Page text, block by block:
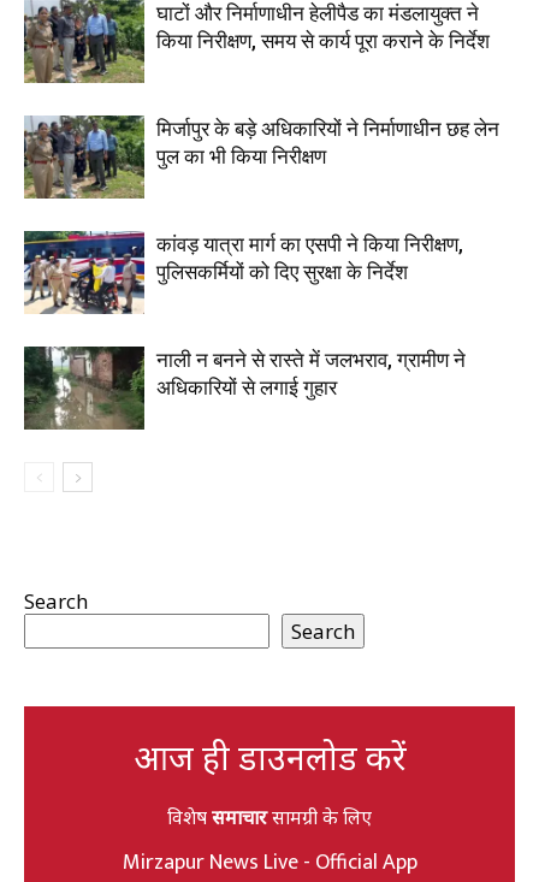
घाटों और निर्माणाधीन हेलीपैड का मंडलायुक्त ने
किया निरीक्षण, समय से कार्य पूरा कराने के निर्देश
मिर्जापुर के बड़े अधिकारियों ने निर्माणाधीन छह लेन
पुल का भी किया निरीक्षण
कांवड़ यात्रा मार्ग का एसपी ने किया निरीक्षण,
पुलिसकर्मियों को दिए सुरक्षा के निर्देश
नाली न बनने से रास्ते में जलभराव, ग्रामीण ने
अधिकारियों से लगाई गुहार
Search
Search
आज ही डाउनलोड करें
विशेषसमाचारसामग्री के लिए
Mirzapur News Live - Official App